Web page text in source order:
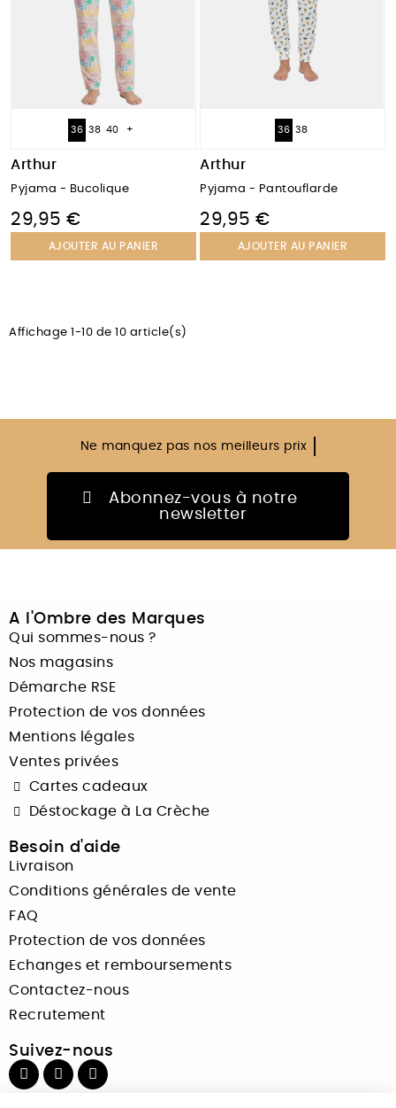
36 38 40 +
Arthur
Pyjama - Bucolique
29,95 €
AJOUTER AU PANIER
36 38
Arthur
Pyjama - Pantouflarde
29,95 €
AJOUTER AU PANIER
Affichage 1-10 de 10 article(s)
Ne manquez pas nos meilleurs prix
Abonnez-vous à notre
newsletter
A l'Ombre des Marques
Qui sommes-nous ?
Nos magasins
Démarche RSE
Protection de vos données
Mentions légales
Ventes privées
Cartes cadeaux
Déstockage à La Crèche
Besoin d'aide
Livraison
Conditions générales de vente
FAQ
Protection de vos données
Echanges et remboursements
Contactez-nous
Recrutement
Suivez-nous